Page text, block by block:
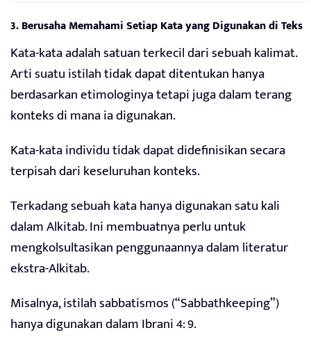
3. Berusaha Memahami Setiap Kata yang Digunakan di Teks
Kata-kata adalah satuan terkecil dari sebuah kalimat.
Arti suatu istilah tidak dapat ditentukan hanya
berdasarkan etimologinya tetapi juga dalam terang
konteks di mana ia digunakan.
Kata-kata individu tidak dapat didefinisikan secara
terpisah dari keseluruhan konteks.
Terkadang sebuah kata hanya digunakan satu kali
dalam Alkitab. Ini membuatnya perlu untuk
mengkolsultasikan penggunaannya dalam literatur
ekstra-Alkitab.
Misalnya, istilah sabbatismos (“Sabbathkeeping”)
hanya digunakan dalam Ibrani 4: 9.